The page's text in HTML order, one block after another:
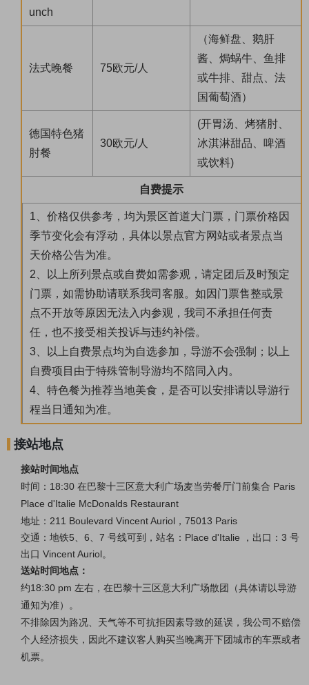
unch
法式晚餐 75欧元/人
（海鲜盘、鹅肝
酱、焗蜗牛、鱼排
或牛排、甜点、法
国葡萄酒）
德国特色猪
肘餐
30欧元/人
(开胃汤、烤猪肘、
冰淇淋甜品、啤酒
或饮料)
自费提示
1、价格仅供参考，均为景区首道大门票，门票价格因
季节变化会有浮动，具体以景点官方网站或者景点当
天价格公告为准。
2、以上所列景点或自费如需参观，请定团后及时预定
门票，如需协助请联系我司客服。如因门票售整或景
点不开放等原因无法入内参观，我司不承担任何责
任，也不接受相关投诉与违约补偿。
3、以上自费景点均为自选参加，导游不会强制；以上
自费项目由于特殊管制导游均不陪同入内。
4、特色餐为推荐当地美食，是否可以安排请以导游行
程当日通知为准。
接站地点
接站时间地点
时间：18:30 在巴黎十三区意大利广场麦当劳餐厅门前集合 Paris
Place d'Italie McDonalds Restaurant
地址：211 Boulevard Vincent Auriol，75013 Paris
交通：地铁5、6、7 号线可到，站名：Place d'Italie ， 出口：3 号
出口 Vincent Auriol。
送站时间地点：
约18:30 pm 左右，在巴黎十三区意大利广场散团（具体请以导游
通知为准）。
不排除因为路况、天气等不可抗拒因素导致的延误，我公司不赔偿
个人经济损失 ，因此不建议客人购买当晚离开下团城市的车票或者
机票。